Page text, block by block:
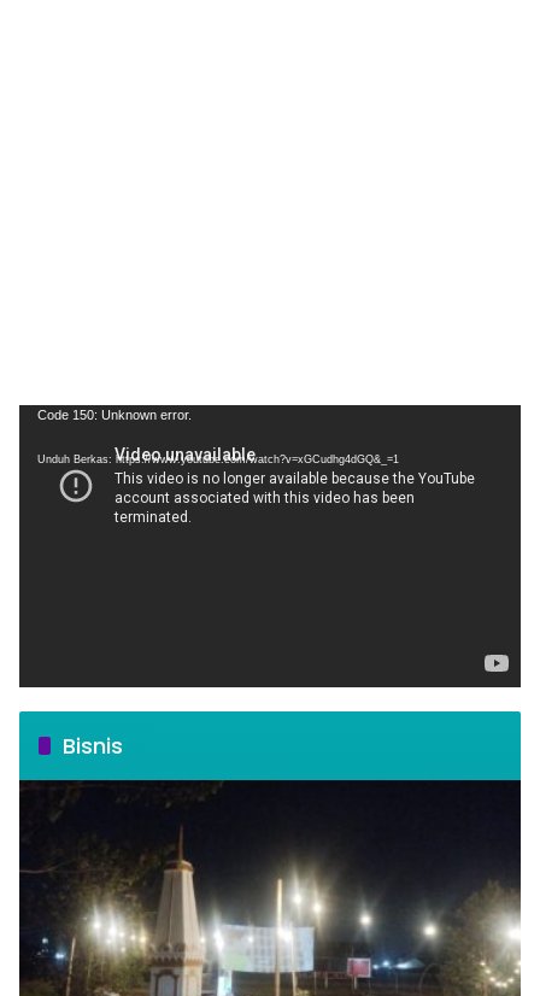
Pemutar
Code 150: Unknown error.
Unduh Berkas: https://www.youtube.com/watch?v=xGCudhg4dGQ&_=1
Bisnis